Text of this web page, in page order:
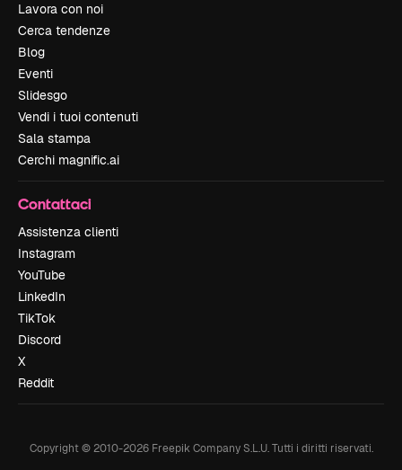
Lavora con noi
Cerca tendenze
Blog
Eventi
Slidesgo
Vendi i tuoi contenuti
Sala stampa
Cerchi magnific.ai
Contattaci
Assistenza clienti
Instagram
YouTube
LinkedIn
TikTok
Discord
X
Reddit
Copyright © 2010-2026Freepik Company S.L.U. Tutti i diritti riservati.